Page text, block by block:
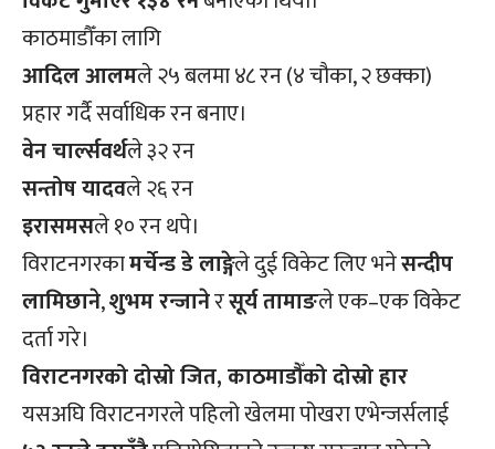
काठमाडौँका लागि
आदिल आलमले २५ बलमा ४८ रन (४ चौका, २ छक्का)
प्रहार गर्दै सर्वाधिक रन बनाए।
वेन चार्ल्सवर्थले ३२ रन
सन्तोष यादवले २६ रन
इरासमसले १० रन थपे।
विराटनगरकामर्चेन्ड डे लाङ्गेले दुई विकेट लिए भनेसन्दीप
लामिछाने,शुभम रन्जानेरसूर्य तामाङले एक–एक विकेट
दर्ता गरे।
विराटनगरको दोस्रो जित, काठमाडौँको दोस्रो हार
यसअघि विराटनगरले पहिलो खेलमा पोखरा एभेन्जर्सलाई